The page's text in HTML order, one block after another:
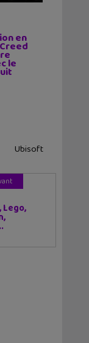
en
le
Ubisoft